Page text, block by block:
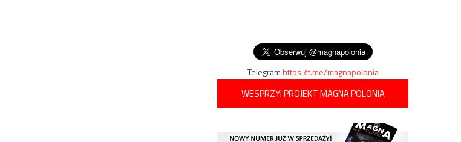
Telegramhttps://t.me/magnapolonia
WESPRZYJ PROJEKT MAGNA POLONIA